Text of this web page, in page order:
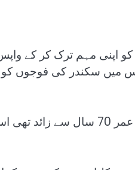
مہم ترک کر کے واپس
میں سکندر کی فوجوں کو
کہتے ہیں کہ سکندر جب فارس پہنچا تو منی